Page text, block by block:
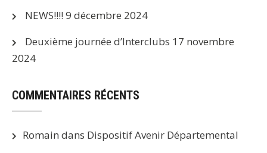
NEWS!!!! 9 décembre 2024
Deuxième journée d’Interclubs 17 novembre
2024
COMMENTAIRES RÉCENTS
Romain dans Dispositif Avenir Départemental